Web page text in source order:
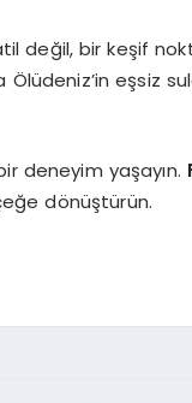
bir keşif
eşsiz
deneyim yaşayın.
dönüştürün.